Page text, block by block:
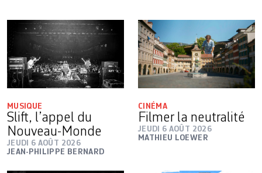
MUSIQUE
Slift, l’appel du
Nouveau-Monde
JEUDI 6 AOÛT 2026
JEAN-PHILIPPE BERNARD
CINÉMA
Filmer la neutralité
JEUDI 6 AOÛT 2026
MATHIEU LOEWER